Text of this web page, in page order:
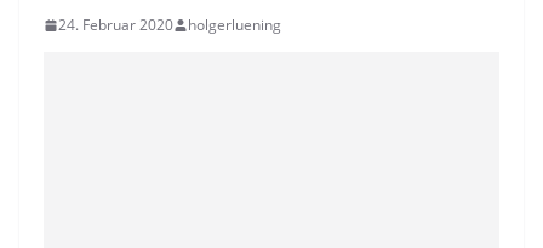
24. Februar 2020 holgerluening